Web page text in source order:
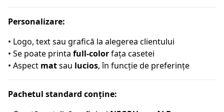
Personalizare:
• Logo, text sau grafică la alegerea clientului
• Se poate printa full-colorfața casetei
• Aspect matsau lucios, în funcție de preferințe
Pachetul standard conține: